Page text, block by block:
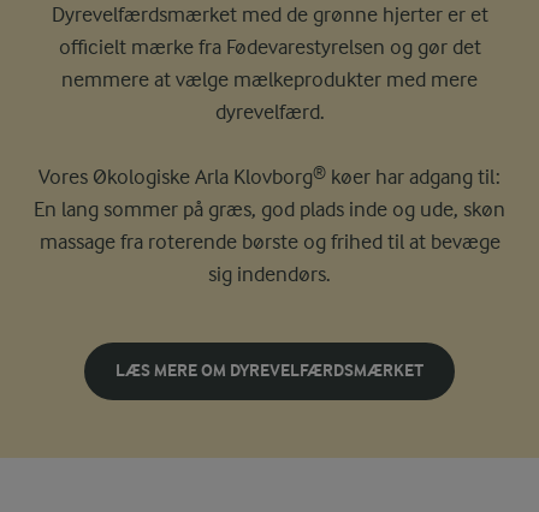
Dyrevelfærdsmærket med de grønne hjerter er et
officielt mærke fra Fødevarestyrelsen og gør det
nemmere at vælge mælkeprodukter med mere
dyrevelfærd.
Vores Økologiske Arla Klovborg® køer har adgang til:
En lang sommer på græs, god plads inde og ude, skøn
massage fra roterende børste og frihed til at bevæge
sig indendørs.
LÆS MERE OM DYREVELFÆRDSMÆRKET